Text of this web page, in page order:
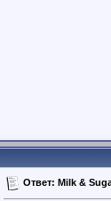
Ответ: Milk &